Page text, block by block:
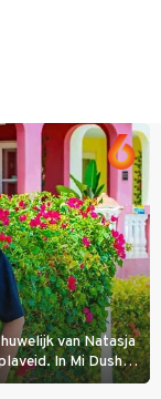
van Natasja
In Mi Dushi:
mee